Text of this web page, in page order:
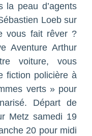
la peau d’agents
Loeb sur
vous fait rêver ?
Aventure Arthur
voiture, vous
fiction policière à
verts » pour
Départ de
Metz samedi 19
20 pour midi